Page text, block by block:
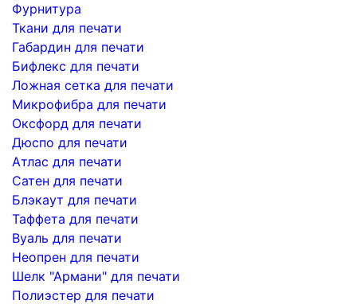
Фурнитура
Ткани для печати
Габардин для печати
Бифлекс для печати
Ложная сетка для печати
Микрофибра для печати
Оксфорд для печати
Дюспо для печати
Атлас для печати
Сатен для печати
Блэкаут для печати
Таффета для печати
Вуаль для печати
Неопрен для печати
Шелк "Армани" для печати
Полиэстер для печати